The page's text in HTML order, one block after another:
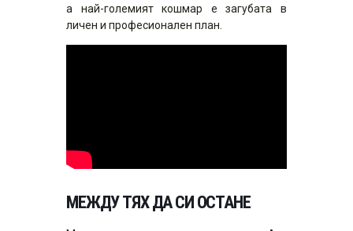
а най-големият кошмар е загубата в
личен и професионален план.
МЕЖДУ ТЯХ ДА СИ ОСТАНЕ